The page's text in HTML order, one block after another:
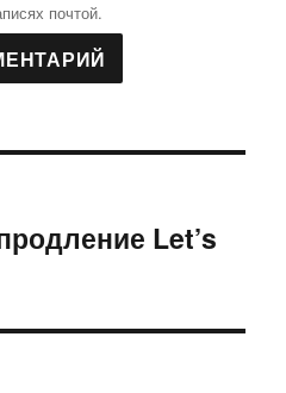
почтой.
Let’s